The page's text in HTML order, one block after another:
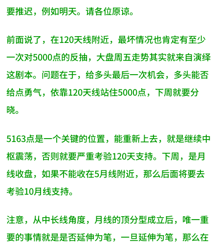
要推迟，例如明天。请各位原谅。
前面说了，在120天线附近，最坏情况也肯定有至少
一次对5000点的反抽，大盘周五走势其实就来自演绎
这剧本。问题在于，给多头最后一次机会，多头能否
给点勇气，依靠120天线站住5000点，下周就要分
晓。
5163点是一个关键的位置，能重新上去，就是继续中
枢震荡，否则就要严重考验120天支持。下周，是月
线收盘，如果不能收在5月线附近，那么后面将要去
考验10月线支持。
注意，从中长线角度，月线的顶分型成立后，唯一重
要的事情就是是否延伸为笔，一旦延伸为笔，那么在